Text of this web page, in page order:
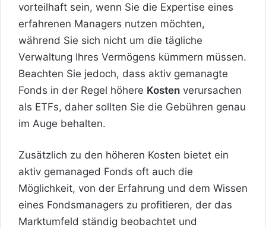
vorteilhaft sein, wenn Sie die Expertise eines
erfahrenen Managers nutzen möchten,
während Sie sich nicht um die tägliche
Verwaltung Ihres Vermögens kümmern müssen.
Beachten Sie jedoch, dass aktiv gemanagte
Fonds in der Regel höhere Kosten verursachen
als ETFs, daher sollten Sie die Gebühren genau
im Auge behalten.
Zusätzlich zu den höheren Kosten bietet ein
aktiv gemanaged Fonds oft auch die
Möglichkeit, von der Erfahrung und dem Wissen
eines Fondsmanagers zu profitieren, der das
Marktumfeld ständig beobachtet und